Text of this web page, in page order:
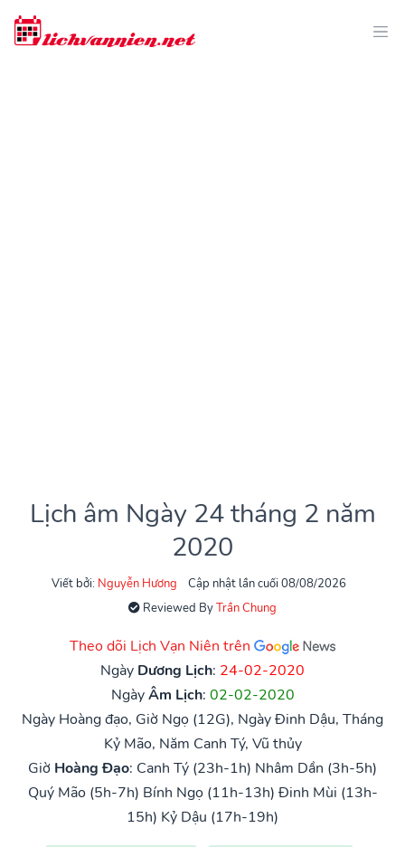
Lịch âm Ngày 24 tháng 2 năm
2020
Viết bởi: Nguyễn Hương
Cập nhật lần cuối 08/08/2026
Reviewed ByTrần Chung
Theo dõi Lịch Vạn Niên trên
Ngày Dương Lịch: 24-02-2020
NgàyÂm Lịch: 02-02-2020
Ngày Hoàng đạo, Giờ Ngọ (12G), Ngày Đinh Dậu, Tháng
Kỷ Mão, Năm Canh Tý, Vũ thủy
Giờ Hoàng Đạo: Canh Tý (23h-1h) Nhâm Dần (3h-5h)
Quý Mão (5h-7h) Bính Ngọ (11h-13h) Đinh Mùi (13h-
15h) Kỷ Dậu (17h-19h)